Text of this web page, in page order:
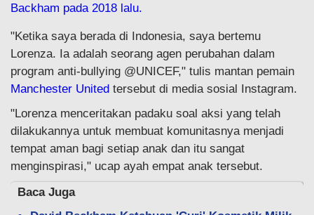
Backham pada 2018 lalu.
"Ketika saya berada di Indonesia, saya bertemu
Lorenza. Ia adalah seorang agen perubahan dalam
program anti-bullying @UNICEF," tulis mantan pemain
Manchester United tersebut di media sosial Instagram.
"Lorenza menceritakan padaku soal aksi yang telah
dilakukannya untuk membuat komunitasnya menjadi
tempat aman bagi setiap anak dan itu sangat
menginspirasi," ucap ayah empat anak tersebut.
Baca Juga